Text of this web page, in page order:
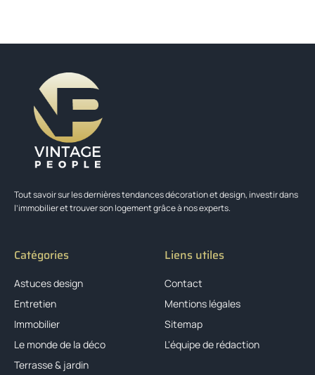
Tout savoir sur les dernières tendances décoration et design, investir dans
l’immobilier et trouver son logement grâce à nos experts.
Catégories
Astuces design
Entretien
Immobilier
Le monde de la déco
Terrasse & jardin
Liens utiles
Contact
Mentions légales
Sitemap
L'équipe de rédaction